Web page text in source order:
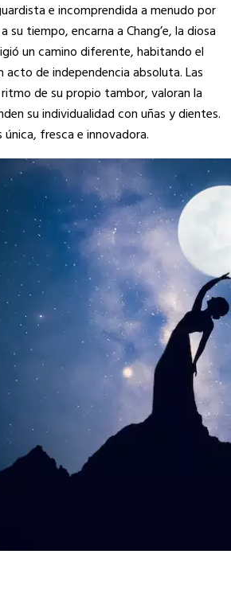
e incomprendida a menudo por
su tiempo, encarna a Chang’e, la diosa
un camino diferente, habitando el
de independencia absoluta. Las
de su propio tambor, valoran la
su individualidad con uñas y dientes.
fresca e innovadora.